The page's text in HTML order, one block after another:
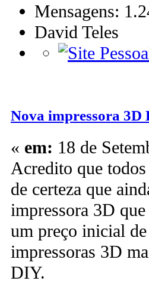
Mensagens:
David Teles
Nova impressora 3D
« em: 18 de
Acredito que
de certeza que
impressora 3D
um preço inicial
impressoras 3D
DIY.